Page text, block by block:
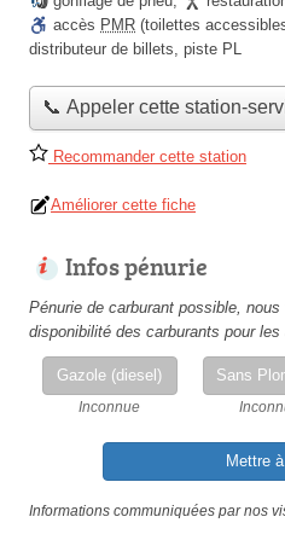
accès PMR (toilettes
distributeur de billets, piste PL
📞 Appeler cette station-
Recommander cette station
Améliorer cette fiche
Infos pénurie
Pénurie de carburant possible,
disponibilité des carburants pour les
Gazole (diesel)
Inconnue
Sans
Mettre
Informations communiquées par nos